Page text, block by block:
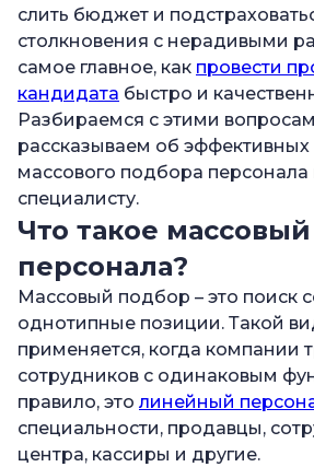
—Воронка и метрика
—Ошибки в массовом подборе
—Услуги HR-агентств по
персонала
—Как сделать поиск
безопасным
слить бюджет и
столкновения с нерадивыми
самое главное, как провести
кандидата быстро и
Разбираемся с этими
рассказываем об
массового подбора
специалисту.
Что такое
персонала?
Массовый подбор – это поиск
однотипные позиции. Такой
применяется, когда компании
сотрудников с одинаковым
правило, это линейный
специальности, продавцы,
центра, кассиры и другие.